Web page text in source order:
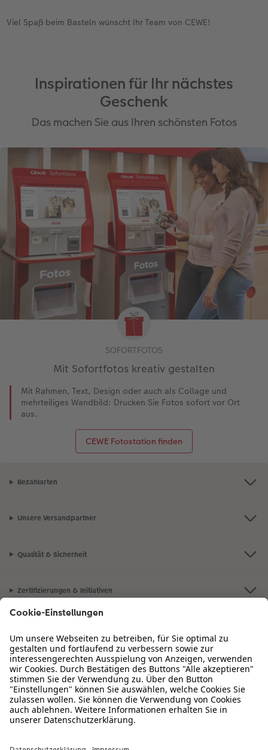
Viel Spaß beim Basteln wünscht Ihr Team von CEWE!
Inspirationen für Ihr nächstes
Geschenk
Das machen Sie aus Ihren schönsten Fotos
SOFORTFOTOS
Mit Sofortfotos kreativ gestalten
Mit Rahmen, Text, Design oder auch als Collage und
mehrteiliges Wandbild: Drucken Sie Fotos sofort vor Ort
aus.
CEWE Fotostation finden
Bezahlarten
Unsere Versandpartner
Qualität & Sicherheit
Zertifizierungen & Initiativen
Sortiment
Service